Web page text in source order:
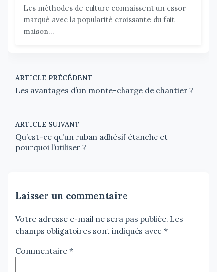
Les méthodes de culture connaissent un essor
marqué avec la popularité croissante du fait
maison...
ARTICLE PRÉCÉDENT
Les avantages d’un monte-charge de chantier ?
ARTICLE SUIVANT
Qu’est-ce qu’un ruban adhésif étanche et
pourquoi l’utiliser ?
Laisser un commentaire
Votre adresse e-mail ne sera pas publiée. Les
champs obligatoires sont indiqués avec *
Commentaire *